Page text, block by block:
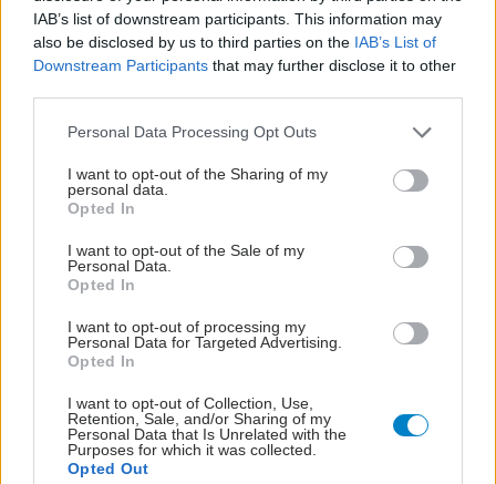
IAB’s list of downstream participants. This information may
also be disclosed by us to third parties on the IAB’s List of
Downstream Participants that may further disclose it to other
Please note that this website/app uses one or more Google
not limited to your visit or usage behaviour. You may click to
grant or deny consent to Google and its third-party tags to
use your data for below specified purposes in below Google
consent section.
Personal Data Processing Opt Outs
I want to opt-out of the Sharing of my
personal data.
Opted In
I want to opt-out of the Sale of my
Personal Data.
Opted In
I want to opt-out of processing my
Personal Data for Targeted Advertising.
Opted In
I want to opt-out of Collection, Use,
Retention, Sale, and/or Sharing of my
Personal Data that Is Unrelated with the
Purposes for which it was collected.
Opted Out